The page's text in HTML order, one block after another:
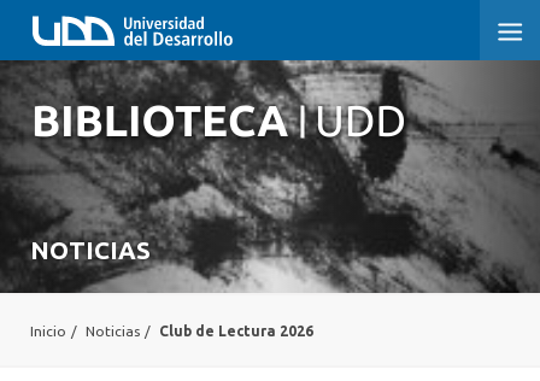
NOTICIAS
Inicio / Noticias / Club de Lectura 2026